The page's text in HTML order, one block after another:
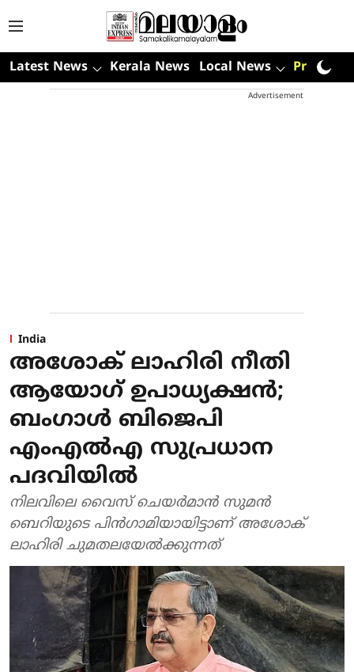
Latest News Kerala News Local News Premium
Advertisement
India
അശോക് ലാഹിരി നീതി
ആയോഗ് ഉപാധ്യക്ഷന്‍;
ബംഗാള്‍ ബിജെപി
എംഎല്‍എ സുപ്രധാന
പദവിയില്‍
നിലവിലെ വൈസ് ചെയര്‍മാന്‍ സുമന്‍
ബെറിയുടെ പിന്‍ഗാമിയായിട്ടാണ് അശോക്
ലാഹിരി ചുമതലയേല്‍ക്കുന്നത്